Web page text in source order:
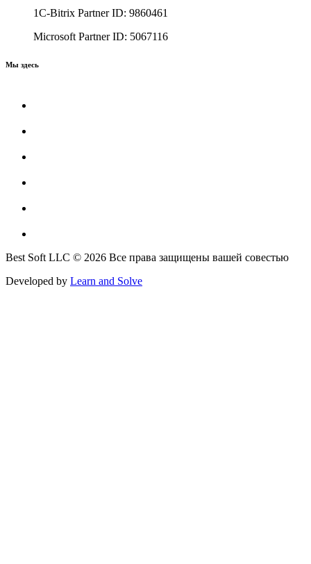
1C-Bitrix Partner ID: 9860461
Microsoft Partner ID: 5067116
Мы здесь
Best Soft LLC © 2026 Все права защищены вашей совестью
Developed by Learn and Solve